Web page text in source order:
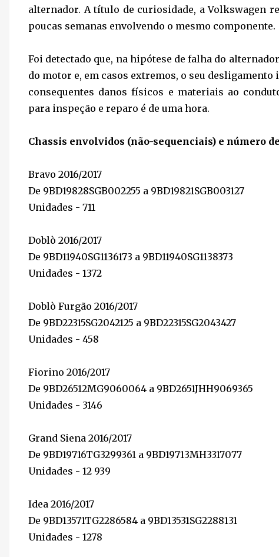
alternador. A título de curiosidade, a Volkswagen
poucas semanas envolvendo o mesmo componente.
Foi detectado que, na hipótese de falha do
do motor e, em casos extremos, o seu
consequentes danos físicos e materiais ao
para inspeção e reparo é de uma hora.
Chassis envolvidos (não-sequenciais) e número
Bravo 2016/2017
De 9BD19828SGB002255 a 9BD19821SGB003127
Unidades - 711
Doblò 2016/2017
De 9BD11940SG1136173 a 9BD11940SG1138373
Unidades - 1372
Doblò Furgão 2016/2017
De 9BD22315SG2042125 a 9BD22315SG2043427
Unidades - 458
Fiorino 2016/2017
De 9BD26512MG9060064 a 9BD2651JHH9069365
Unidades - 3146
Grand Siena 2016/2017
De 9BD19716TG3299361 a 9BD19713MH3317077
Unidades - 12 939
Idea 2016/2017
De 9BD13571TG2286584 a 9BD13531SG2288131
Unidades - 1278